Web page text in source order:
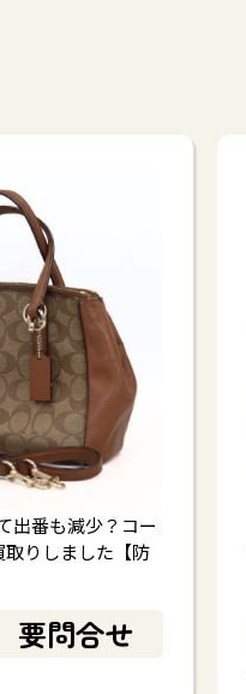
出番も減少？コー
取りしました【防
要問合せ